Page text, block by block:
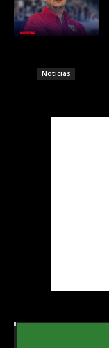
Noticias